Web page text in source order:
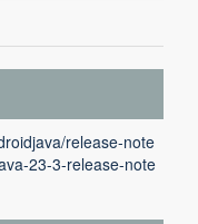
release-note
23-3-release-note